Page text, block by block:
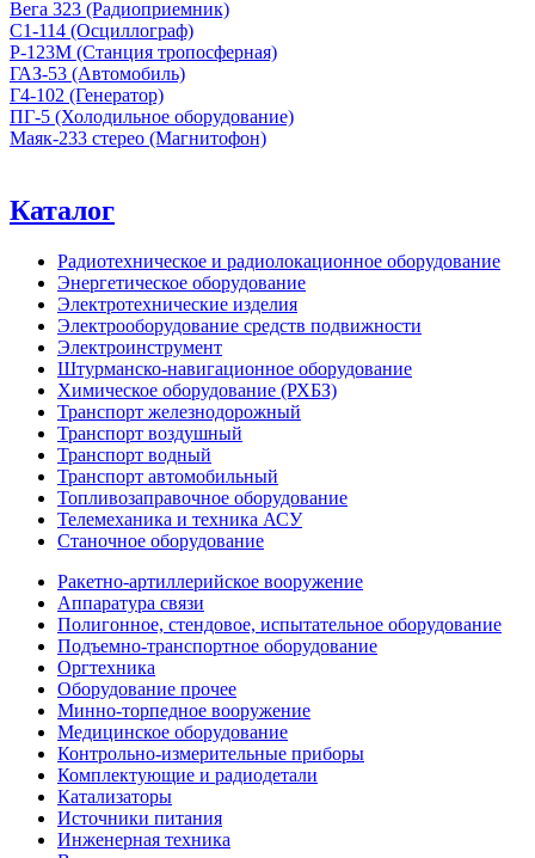
Вега 323 (Радиоприемник)
С1-114 (Осциллограф)
Р-123М (Станция тропосферная)
ГАЗ-53 (Автомобиль)
Г4-102 (Генератор)
ПГ-5 (Холодильное оборудование)
Маяк-233 стерео (Магнитофон)
Каталог
Радиотехническое и радиолокационное оборудование
Энергетическое оборудование
Электротехнические изделия
Электрооборудование средств подвижности
Электроинструмент
Штурманско-навигационное оборудование
Химическое оборудование (РХБЗ)
Транспорт железнодорожный
Транспорт воздушный
Транспорт водный
Транспорт автомобильный
Топливозаправочное оборудование
Телемеханика и техника АСУ
Станочное оборудование
Ракетно-артиллерийское вооружение
Аппаратура связи
Полигонное, стендовое, испытательное оборудование
Подъемно-транспортное оборудование
Оргтехника
Оборудование прочее
Минно-торпедное вооружение
Медицинское оборудование
Контрольно-измерительные приборы
Комплектующие и радиодетали
Катализаторы
Источники питания
Инженерная техника